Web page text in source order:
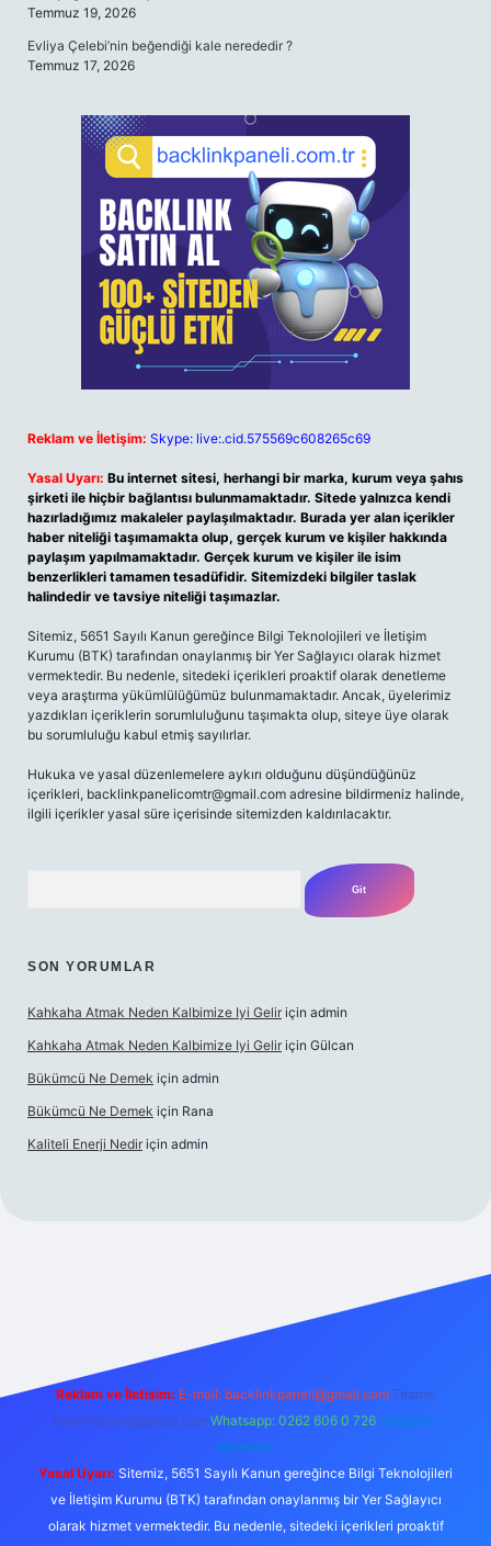
Temmuz 19, 2026
Evliya Çelebi’nin beğendiği kale nerededir ?
Temmuz 17, 2026
Reklam ve İletişim: Skype: live:.cid.575569c608265c69
Yasal Uyarı: Bu internet sitesi, herhangi bir marka, kurum veya şahıs
şirketi ile hiçbir bağlantısı bulunmamaktadır. Sitede yalnızca kendi
hazırladığımız makaleler paylaşılmaktadır. Burada yer alan içerikler
haber niteliği taşımamakta olup, gerçek kurum ve kişiler hakkında
paylaşım yapılmamaktadır. Gerçek kurum ve kişiler ile isim
benzerlikleri tamamen tesadüfidir. Sitemizdeki bilgiler taslak
halindedir ve tavsiye niteliği taşımazlar.
Sitemiz, 5651 Sayılı Kanun gereğince Bilgi Teknolojileri ve İletişim
Kurumu (BTK) tarafından onaylanmış bir Yer Sağlayıcı olarak hizmet
vermektedir. Bu nedenle, sitedeki içerikleri proaktif olarak denetleme
veya araştırma yükümlülüğümüz bulunmamaktadır. Ancak, üyelerimiz
yazdıkları içeriklerin sorumluluğunu taşımakta olup, siteye üye olarak
bu sorumluluğu kabul etmiş sayılırlar.
Hukuka ve yasal düzenlemelere aykırı olduğunu düşündüğünüz
içerikleri, backlinkpanelicomtr@gmail.com adresine bildirmeniz halinde,
ilgili içerikler yasal süre içerisinde sitemizden kaldırılacaktır.
SON YORUMLAR
Kahkaha Atmak Neden Kalbimize Iyi Gelir için admin
Kahkaha Atmak Neden Kalbimize Iyi Gelir için Gülcan
Bükümcü Ne Demek için admin
Bükümcü Ne Demek için Rana
Kaliteli Enerji Nedir için admin
Reklam ve İletişim: E-mail: backlinkpaneli@gmail.com Teams:
forumhizmeti@gmail.com Whatsapp: 0262 606 0 726 Telegram:
@karabul
Yasal Uyarı: Sitemiz, 5651 Sayılı Kanun gereğince Bilgi Teknolojileri
ve İletişim Kurumu (BTK) tarafından onaylanmış bir Yer Sağlayıcı
olarak hizmet vermektedir. Bu nedenle, sitedeki içerikleri proaktif